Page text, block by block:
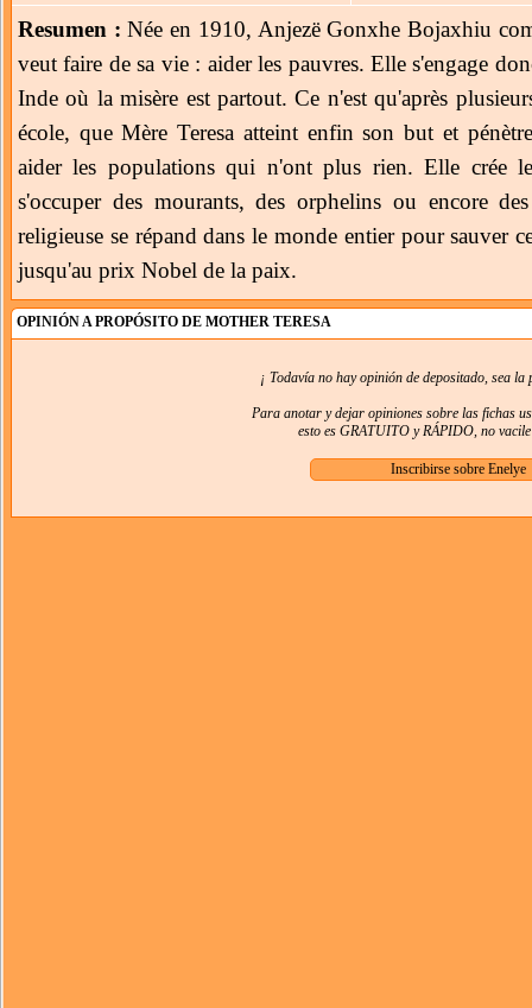
Resumen : Née en 1910, Anjezë Gonxhe Bojaxhiu
veut faire de sa vie : aider les pauvres. Elle s'engage
Inde où la misère est partout. Ce n'est qu'après
école, que Mère Teresa atteint enfin son but et
aider les populations qui n'ont plus rien. Elle crée
s'occuper des mourants, des orphelins ou encore
religieuse se répand dans le monde entier pour sauver
jusqu'au prix Nobel de la paix.
OPINIÓN A PROPÓSITO DE MOTHER TERESA
¡ Todavía no hay opinión de depositado, sea
Para anotar y dejar opiniones sobre las fichas
esto es GRATUITO y RÁPIDO, no